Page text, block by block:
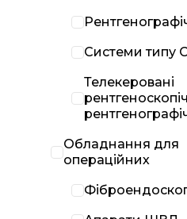
Системи типу
Телекеровані
Обладнання для
операційних